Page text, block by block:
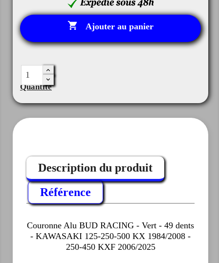
 Ajouter au panier
Quantité
Description du produit
Référence
Couronne Alu BUD RACING - Vert - 49 dents
- KAWASAKI 125-250-500 KX 1984/2008 -
250-450 KXF 2006/2025